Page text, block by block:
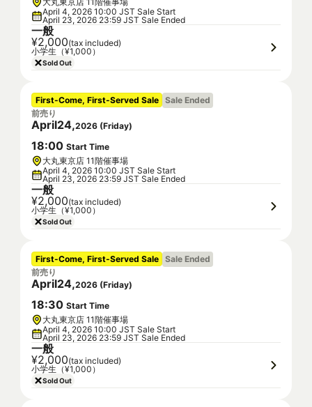
April 4, 2026 10:00 JST Sale Start
April 23, 2026 23:59 JST Sale Ended
一般
¥2,000(tax included)
小学生（¥1,000）
Sold Out
First-Come, First-Served Sale Sale Ended
前売り
April24,2026 (Friday)
18:00 Start Time
大丸東京店 11階催事場
April 4, 2026 10:00 JST Sale Start
April 23, 2026 23:59 JST Sale Ended
一般
¥2,000(tax included)
小学生（¥1,000）
Sold Out
First-Come, First-Served Sale Sale Ended
前売り
April24,2026 (Friday)
18:30 Start Time
大丸東京店 11階催事場
April 4, 2026 10:00 JST Sale Start
April 23, 2026 23:59 JST Sale Ended
一般
¥2,000(tax included)
小学生（¥1,000）
Sold Out